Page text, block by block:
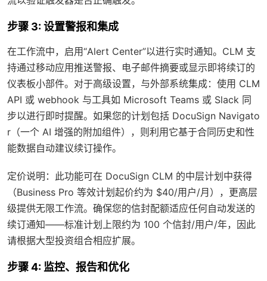
步骤 3: 设置警报和集成
在工作流中，启用“Alert Center”以进行实时通知。CLM 支
持通过移动应用推送警报、电子邮件摘要或显示即将续订的
仪表板小部件。对于高级设置，与外部系统集成：使用 CLM
API 或 webhook 与工具如 Microsoft Teams 或 Slack 同
步以进行即时提醒。如果您的计划包括 DocuSign Navigato
r（一个 AI 增强的附加组件），则利用它基于合同历史和性
能数据自动建议续订操作。
定价说明：此功能可在 DocuSign CLM 的中层计划中获得
（Business Pro 等效计划起价约为 $40/用户/月），更高层
级提供无限工作流。确保您的信封配额适应任何自动发送的
续订通知——标准计划上限约为 100 个信封/用户/年，因此
请根据大型投资组合相应扩展。
步骤 4: 监控、报告和优化